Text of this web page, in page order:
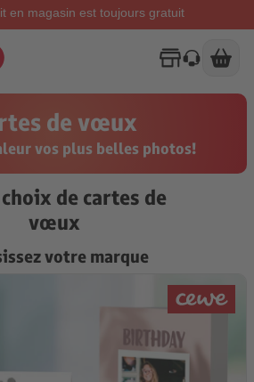
en magasin est toujours gratuit
de vœux
vos plus belles photos!
de cartes de
vœux
votre marque